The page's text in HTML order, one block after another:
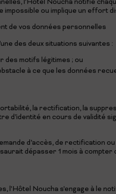
l'Hôtel Noucha notifie
impossible ou implique un effort
de vos données personnelles
des deux situations suivantes :
des motifs légitimes ; ou
à ce que les données
la rectification, la
d’identité en cours de validité
d’accès, de rectification
dépasser 1 mois à
l'Hôtel Noucha s'engage à le